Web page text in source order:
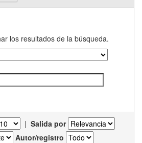
los resultados de la búsqueda.
| Salida por
Autor/registro